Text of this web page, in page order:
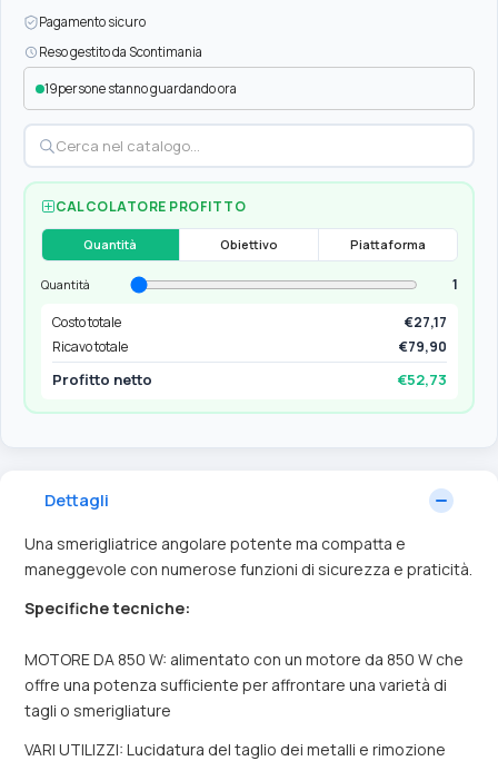
Pagamento sicuro
Reso gestito da Scontimania
19persone stanno guardando ora
CALCOLATORE PROFITTO
Quantità Obiettivo Piattaforma
Quantità
1
Costo totale
€27,17
Ricavo totale
€79,90
Profitto netto €52,73
Dettagli
Una smerigliatrice angolare potente ma compatta e
maneggevole con numerose funzioni di sicurezza e praticità.
Specifiche tecniche:
MOTORE DA 850 W: alimentato con un motore da 850 W che
offre una potenza sufficiente per affrontare una varietà di
tagli o smerigliature
VARI UTILIZZI: Lucidatura del taglio dei metalli e rimozione